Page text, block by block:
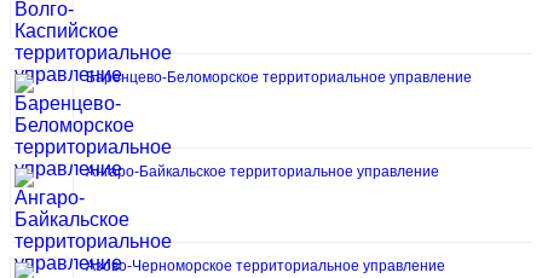
Баренцево-Беломорское территориальное управление
Ангаро-Байкальское территориальное управление
Азово-Черноморское территориальное управление